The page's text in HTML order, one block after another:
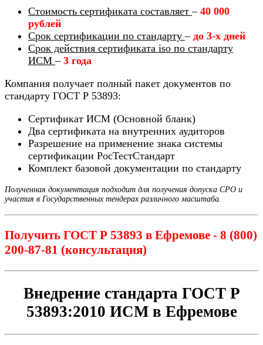
Стоимость сертификата составляет– 40 000
рублей
Срок сертификации по стандарту– до 3-х дней
Срок действия сертификата iso по стандарту
ИСМ– 3 года
Компания получает полный пакет документов по
стандарту ГОСТ Р 53893:
Сертификат ИСМ (Основной бланк)
Два сертификата на внутренних аудиторов
Разрешение на применение знака системы
сертификации РосТестСтандарт
Комплект базовой документации по стандарту
Полученная документация подходит для получения допуска СРО и
участия в Государственных тендерах различного масштаба.
Получить ГОСТ Р 53893 в Ефремове - 8 (800)
200-87-81 (консультация)
Внедрение стандарта ГОСТ Р
53893:2010 ИСМ в Ефремове